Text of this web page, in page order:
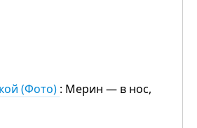
(Фото) : Мерин — в нос,